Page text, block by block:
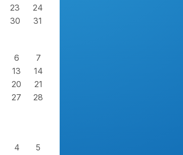
23
24
30 31
6
7
13
14
20
21
27
28
4
5